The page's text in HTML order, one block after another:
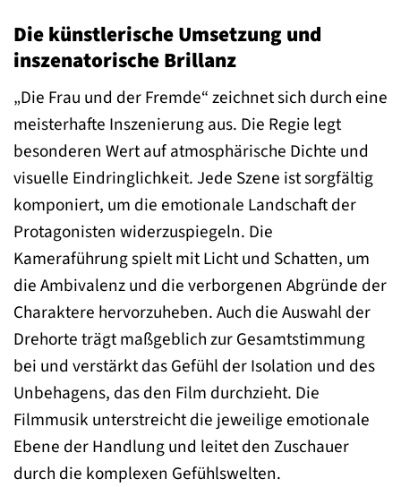
Die künstlerische Umsetzung und
inszenatorische Brillanz
„Die Frau und der Fremde“ zeichnet sich durch eine
meisterhafte Inszenierung aus. Die Regie legt
besonderen Wert auf atmosphärische Dichte und
visuelle Eindringlichkeit. Jede Szene ist sorgfältig
komponiert, um die emotionale Landschaft der
Protagonisten widerzuspiegeln. Die
Kameraführung spielt mit Licht und Schatten, um
die Ambivalenz und die verborgenen Abgründe der
Charaktere hervorzuheben. Auch die Auswahl der
Drehorte trägt maßgeblich zur Gesamtstimmung
bei und verstärkt das Gefühl der Isolation und des
Unbehagens, das den Film durchzieht. Die
Filmmusik unterstreicht die jeweilige emotionale
Ebene der Handlung und leitet den Zuschauer
durch die komplexen Gefühlswelten.